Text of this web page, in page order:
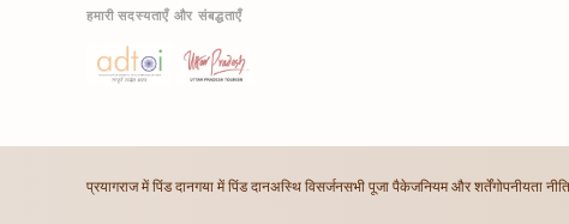
हमारी सदस्यताएँ और संबद्धताएँ
प्रयागराज में पिंड दानगया में पिंड दानअस्थि विसर्जनसभी पूजा पैकेजनियम और शर्तेंगोपनीयता नीति